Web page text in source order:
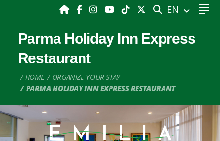
SEARCH
EN
Parma Holiday Inn Express
Restaurant
HOME
ORGANIZE YOUR STAY
PARMA HOLIDAY INN EXPRESS RESTAURANT